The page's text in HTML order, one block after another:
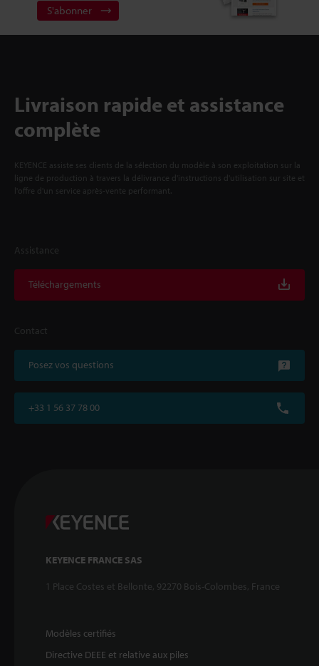
S'abonner
Livraison rapide et assistance
complète
KEYENCE assiste ses clients de la sélection du modèle à son exploitation sur la
ligne de production à travers la délivrance d'instructions d'utilisation sur site et
l'offre d'un service après-vente performant.
Assistance
Téléchargements
Contact
Posez vos questions
+33 1 56 37 78 00
KEYENCE FRANCE SAS
1 Place Costes et Bellonte, 92270 Bois-Colombes, France
Modèles certifiés
Directive DEEE et relative aux piles